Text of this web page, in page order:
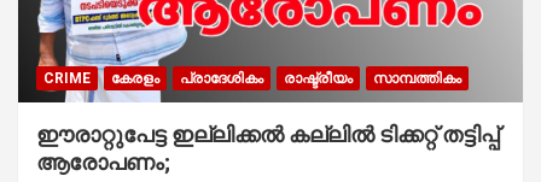
CRIME കേരളം പ്രാദേശികം രാഷ്ട്രീയം സാമ്പത്തികം
ഈരാറ്റുപേട്ട ഇല്ലിക്കൽ കല്ലിൽ ടിക്കറ്റ് തട്ടിപ്പ്
ആരോപണം;